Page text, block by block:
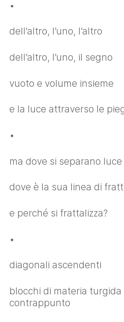
•
dell’altro, l’uno, l’altro
dell’altro, l’uno, il segno
vuoto e volume insieme
e la luce attraverso le
•
ma dove si separano luce
dove è la sua linea di
e perché si frattalizza?
•
diagonali ascendenti
blocchi di materia turgida
contrappunto